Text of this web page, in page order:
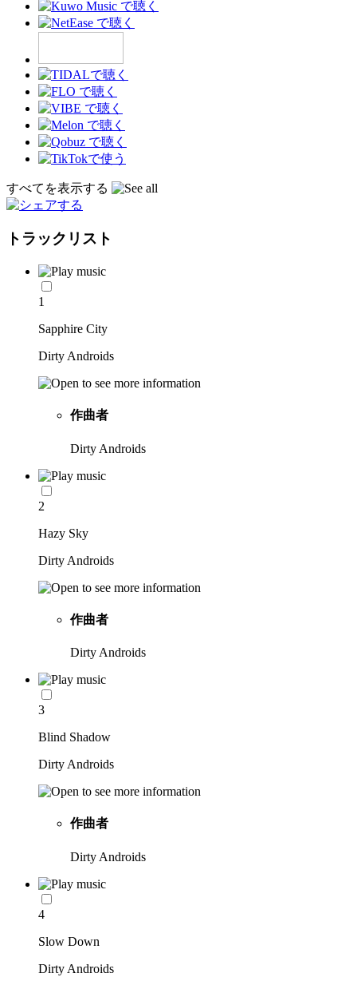
すべてを表示する
トラックリスト
1
Sapphire City
Dirty Androids
作曲者
Dirty Androids
2
Hazy Sky
Dirty Androids
作曲者
Dirty Androids
3
Blind Shadow
Dirty Androids
作曲者
Dirty Androids
4
Slow Down
Dirty Androids